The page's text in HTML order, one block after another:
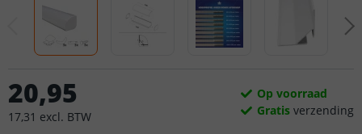
20,95
17,31 excl. BTW
Op voorraad
Gratis verzending